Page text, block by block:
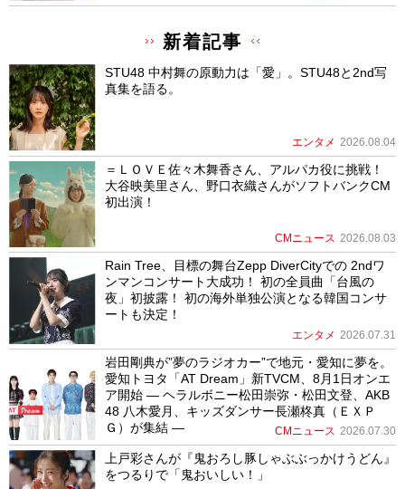
新着記事
STU48 中村舞の原動力は「愛」。STU48と2nd写
真集を語る。
エンタメ 2026.08.04
＝ＬＯＶＥ佐々木舞香さん、アルパカ役に挑戦！
大谷映美里さん、野口衣織さんがソフトバンクCM
初出演！
CMニュース 2026.08.03
Rain Tree、目標の舞台Zepp DiverCityでの 2ndワ
ンマンコンサート大成功！ 初の全員曲「台風の
夜」初披露！ 初の海外単独公演となる韓国コンサ
ートも決定！
エンタメ 2026.07.31
岩田剛典が”夢のラジオカー”で地元・愛知に夢を。
愛知トヨタ「AT Dream」新TVCM、8月1日オンエ
ア開始 ― ヘラルボニー松田崇弥・松田文登、AKB
48 八木愛月、キッズダンサー長瀬柊真（ＥＸＰ
Ｇ）が集結 ―
CMニュース 2026.07.30
上戸彩さんが『鬼おろし豚しゃぶぶっかけうどん』
をつるりで「鬼おいしい！」